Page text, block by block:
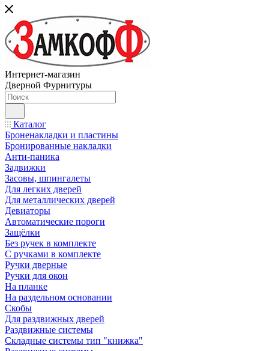
Интернет-магазин
Дверной Фурнитуры
Каталог
Броненакладки и пластины
Бронированные накладки
Анти-паника
Задвижки
Засовы, шпингалеты
Для легких дверей
Для металлических дверей
Девиаторы
Автоматические пороги
Защёлки
Без ручек в комплекте
С ручками в комплекте
Ручки дверные
Ручки для окон
На планке
На раздельном основании
Скобы
Для раздвижных дверей
Раздвижные системы
Складные системы тип "книжка"